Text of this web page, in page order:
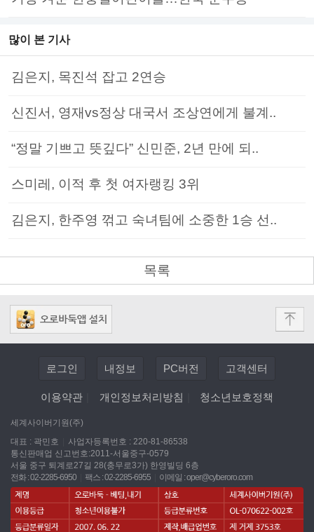
많이 본 기사
김은지, 목진석 잡고 2연승
신진서, 영재vs정상 대국서 조상연에게 불계..
“정말 기쁘고 뜻깊다” 신민준, 2년 만에 되..
스미레, 이적 후 첫 여자랭킹 3위
김은지, 한주영 꺾고 숙녀팀에 소중한 1승 선..
목록
로그인 내정보 PC버전 고객센터
이용약관 개인정보처리방침 청소년보호정책
세계사이버기원(주)
대표 : 곽민호
사업자등록번호 : 220-81-86538
통신판매업 신고번호:2011-서울중구-0579
서울 중구 퇴계로27길 28(충무로3가) 한영빌딩 6층
전화 : 02-2285-6950
팩스 : 02-2285-6955 이메일 :oper@cyberoro.com